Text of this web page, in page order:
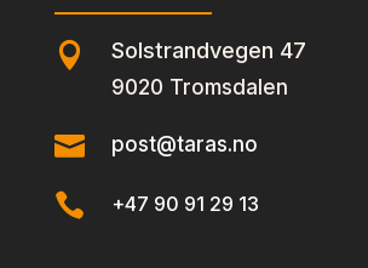
 Solstrandvegen 47
9020 Tromsdalen
 post@taras.no
 +47 90 91 29 13